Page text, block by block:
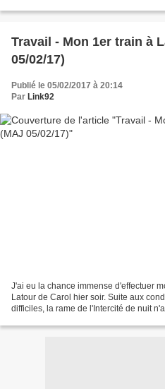
Travail - Mon 1er train à
05/02/17)
Publié le 05/02/2017 à 20:14
Par Link92
J'ai eu la chance immense d'effectuer
Latour de Carol hier soir. Suite aux
difficiles, la rame de l'Intercité de nuit